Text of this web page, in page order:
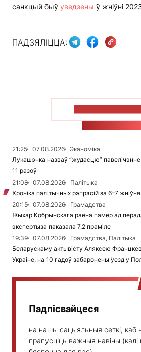
санкцый быў уведзены ў жніўні
ПАДЗЯЛІЦЦА:
21:25 07.08.2026
Эканоміка
Лукашэнка назваў “жудасцю”
11 разоў
21:08
07.08.2026
Палітыка
Хроніка палітычных рэпрэсій за 6–7
20:15
07.08.2026
Грамадства
Жыхар Кобрынскага раёна памёр ад
экспертыза паказала 7,2 праміле
19:39
07.08.2026
Грамадства, Палітыка
Беларускаму актывісту Аляксею
Украіне, на 10 гадоў забаронены ўезд у
Падпісвайцеся
на нашы сацыяльныя сеткі, каб
прапусціць важныя навіны (калі